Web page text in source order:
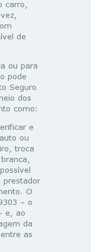
carro,
de
ou para
pode
Seguro
dos
como:
e
ou
troca
prestador
O
– o
e, ao
da
as